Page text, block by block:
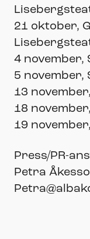
21 oktober,
4 november,
5 november,
13
18
19
Press/PR-
Petra